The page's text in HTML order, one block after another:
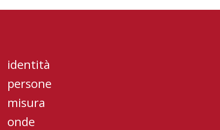
identità
persone
misura
onde